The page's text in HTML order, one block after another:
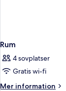
Rum
4 sovplatser
Gratis wi-fi
Mer information
Mer